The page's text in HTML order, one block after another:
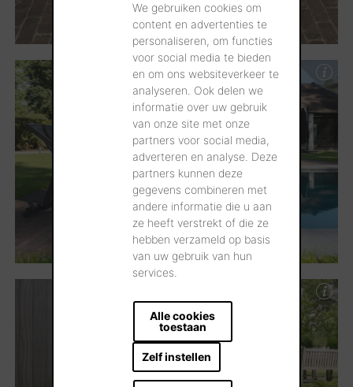
We gebruiken cookies om
content en advertenties te
personaliseren, om functies
voor social media te bieden
en om ons websiteverkeer te
analyseren. Ook delen we
informatie over uw gebruik
van onze site met onze
partners voor social media,
adverteren en analyse. Deze
partners kunnen deze
gegevens combineren met
andere informatie die u aan
ze heeft verstrekt of die ze
hebben verzameld op basis
van uw gebruik van hun
services.
Alle cookies
toestaan
Zelf instellen